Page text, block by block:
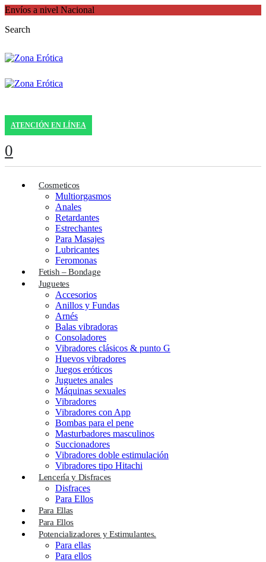
Envíos a nivel Nacional
Search
ATENCIÓN EN LÍNEA
0
Cosmeticos
Multiorgasmos
Anales
Retardantes
Estrechantes
Para Masajes
Lubricantes
Feromonas
Fetish – Bondage
Juguetes
Accesorios
Anillos y Fundas
Arnés
Balas vibradoras
Consoladores
Vibradores clásicos & punto G
Huevos vibradores
Juegos eróticos
Juguetes anales
Máquinas sexuales
Vibradores
Vibradores con App
Bombas para el pene
Masturbadores masculinos
Succionadores
Vibradores doble estimulación
Vibradores tipo Hitachi
Lencería y Disfraces
Disfraces
Para Ellos
Para Ellas
Para Ellos
Potencializadores y Estimulantes.
Para ellas
Para ellos